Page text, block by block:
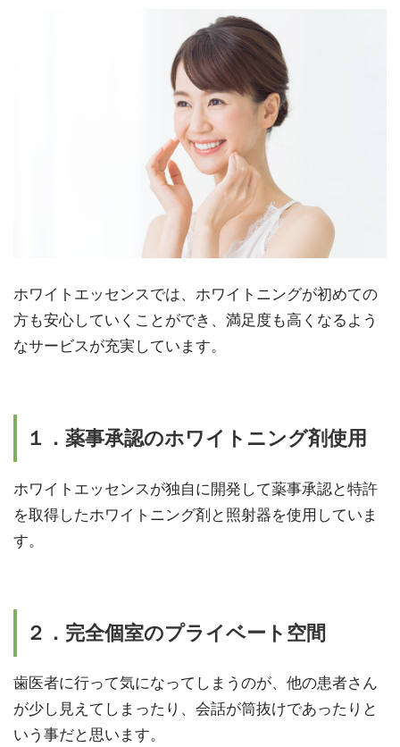
ホワイトエッセンスでは、ホワイトニングが初めての
方も安心していくことができ、満足度も高くなるよう
なサービスが充実しています。
１．薬事承認のホワイトニング剤使用
ホワイトエッセンスが独自に開発して薬事承認と特許
を取得したホワイトニング剤と照射器を使用していま
す。
２．完全個室のプライベート空間
歯医者に行って気になってしまうのが、他の患者さん
が少し見えてしまったり、会話が筒抜けであったりと
いう事だと思います。